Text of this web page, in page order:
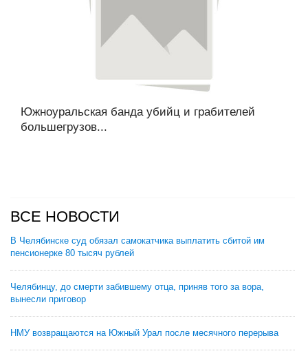
Южноуральская банда убийц и грабителей
большегрузов...
ВСЕ НОВОСТИ
В Челябинске суд обязал самокатчика выплатить сбитой им
пенсионерке 80 тысяч рублей
Челябинцу, до смерти забившему отца, приняв того за вора,
вынесли приговор
НМУ возвращаются на Южный Урал после месячного перерыва